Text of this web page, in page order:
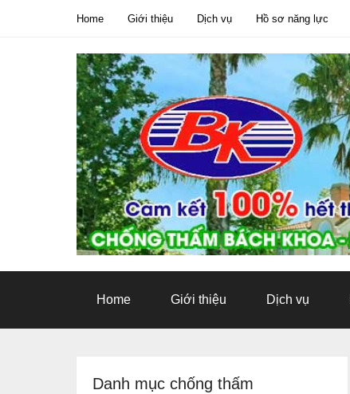
Home Giới thiệu Dịch vụ Hồ sơ năng lực
Home Giới thiệu Dịch vụ
Danh mục chống thấm